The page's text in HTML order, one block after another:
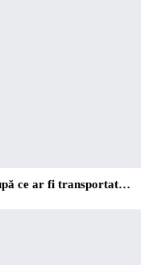
ce ar fi transportat…